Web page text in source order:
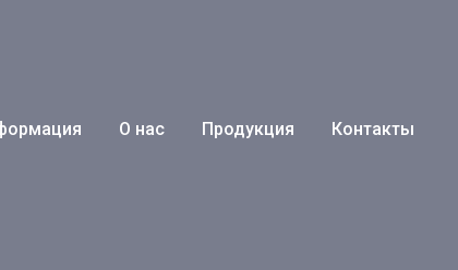
О нас Продукция Контакты